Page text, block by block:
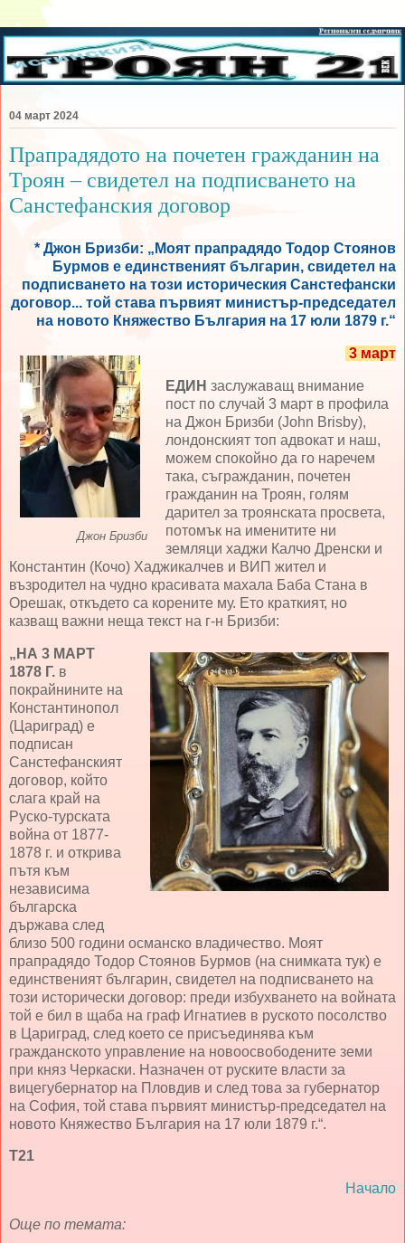
04 март 2024
Прапрадядото на почетен гражданин на
Троян – свидетел на подписването на
Санстефанския договор
* Джон Бризби: „Моят прапрадядо Тодор Стоянов
Бурмов е единственият българин, свидетел на
подписването на този историческия Санстефански
договор... той става първият министър-председател
на новото Княжество България на 17 юли 1879 г.“
Джон Бризби
3 март
ЕДИН заслужаващ внимание
пост по случай 3 март в профила
на Джон Бризби (John Brisby),
лондонският топ адвокат и наш,
можем спокойно да го наречем
така, съгражданин, почетен
гражданин на Троян, голям
дарител за троянската просвета,
потомък на именитите ни
земляци хаджи Калчо Дренски и
Константин (Кочо) Хаджикалчев и ВИП жител и
възродител на чудно красивата махала Баба Стана в
Орешак, откъдето са корените му. Ето краткият, но
казващ важни неща текст на г-н Бризби:
„НА 3 МАРТ
1878 Г. в
покрайнините на
Константинопол
(Цариград) е
подписан
Санстефанският
договор, който
слага край на
Руско-турската
война от 1877-
1878 г. и открива
пътя към
независима
българска
държава след
близо 500 години османско владичество. Моят
прапрадядо Тодор Стоянов Бурмов (на снимката тук) е
единственият българин, свидетел на подписването на
този исторически договор: преди избухването на войната
той е бил в щаба на граф Игнатиев в руското посолство
в Цариград, след което се присъединява към
гражданското управление на новоосвободените земи
при княз Черкаски. Назначен от руските власти за
вицегубернатор на Пловдив и след това за губернатор
на София, той става първият министър-председател на
новото Княжество България на 17 юли 1879 г.“.
Т21
Начало
Още по темата: